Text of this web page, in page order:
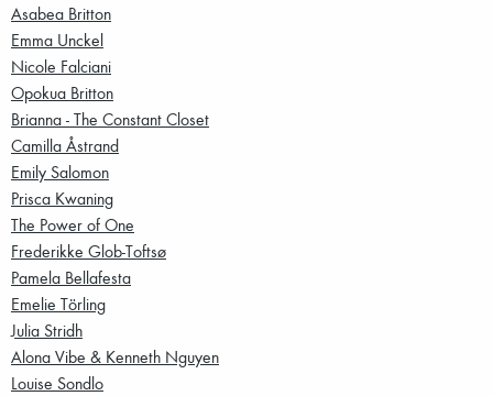
Asabea Britton
Emma Unckel
Nicole Falciani
Opokua Britton
Brianna - The Constant Closet
Camilla Åstrand
Emily Salomon
Prisca Kwaning
The Power of One
Frederikke Glob-Toftsø
Pamela Bellafesta
Emelie Törling
Julia Stridh
Alona Vibe & Kenneth Nguyen
Louise Sondlo